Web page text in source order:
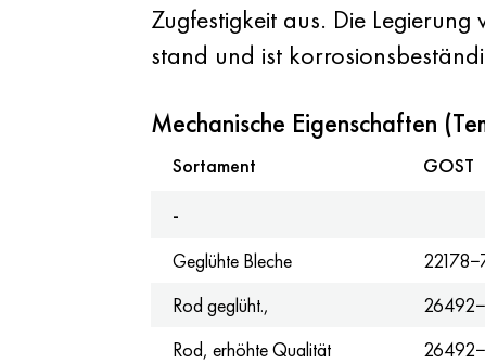
Zugfestigkeit aus. Die
stand und ist
Mechanische Eigenschaften
Sortament GOST
-
Geglühte Bleche
Rod geglüht.,
Rod, erhöhte Qualität